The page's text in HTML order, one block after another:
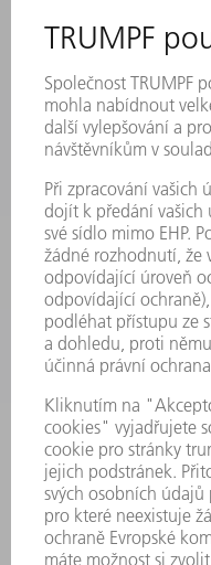
MYTRUMPF
BEZPEČNOSTNÍ LISTY
PRODUKTY
STROJE & SYSTÉMY
LASER
VÝKONOVÁ ELEKTRONIKA
SMART FACTORY
SOFTWARE
SERVIS
POUŽITÍ
ODVĚTVÍ
SPOLEČNOST
KARIÉRA
PRACOVNÍ NABÍDKY
PROFIL PODNIKU
VÝROČNÍ ZPRÁVA
ZÁSADY SPOLEČNOSTI
SHODA
SYSTÉM UPOZORŇOVAČŮ
SECURITY
TISKOVÉ ZPRÁVY
MAGAZÍN
UDRŽITELNOST